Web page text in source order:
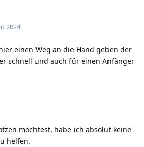
2024
einen Weg an die Hand geben der
schnell und auch für einen Anfänger
möchtest, habe ich absolut keine
helfen.